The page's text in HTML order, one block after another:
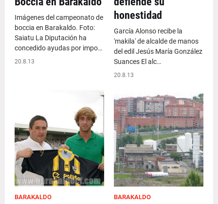
Imágenes del campeonato de
boccia en Barakaldo. Foto:
Saiatu La Diputación ha
concedido ayudas por impo…
20.8.13
honestidad
García Alonso recibe la
'makila' de alcalde de manos
del edil Jesús María González
Suances El alc…
20.8.13
BARAKALDO BARAKALDO